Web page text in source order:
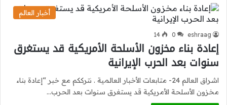
أخبار العالم
eshraag
0
14
إعادة بناء مخزون الأسلحة الأمريكية قد يستغرق
سنوات بعد الحرب الإيرانية
اشراق العالم 24- متابعات الأخبار العالمية . نترككم مع خبر “إعادة بناء
مخزون الأسلحة الأمريكية قد يستغرق سنوات بعد الحرب…